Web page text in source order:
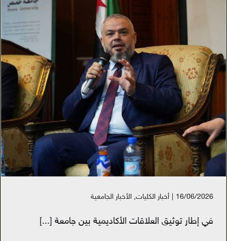
16/06/2026 أخبار الكليات, الأخبار الجامعية
في إطار توثيق العلاقات الأكاديمية بين جامعة [...]